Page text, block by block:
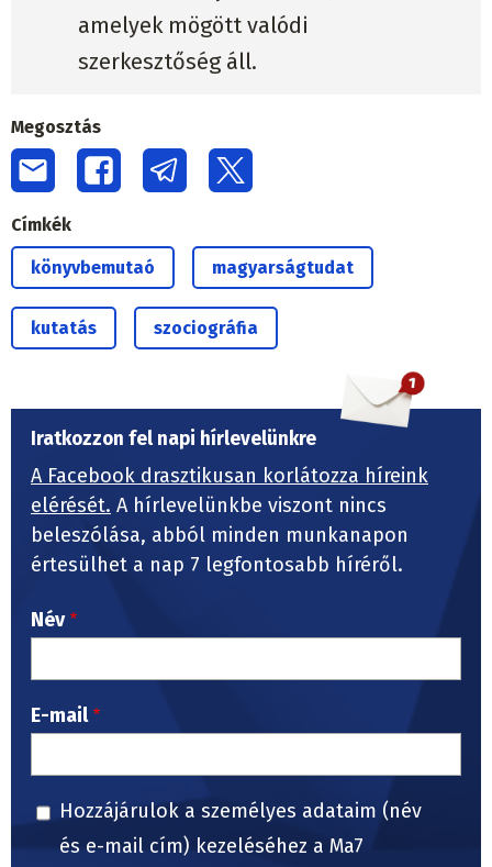
amelyek mögött valódi
szerkesztőség áll.
Megosztás
Címkék
könyvbemutaó magyarságtudat
kutatás szociográfia
Iratkozzon fel napi hírlevelünkre
A Facebook drasztikusan korlátozza híreink
elérését. A hírlevelünkbe viszont nincs
beleszólása, abból minden munkanapon
értesülhet a nap 7 legfontosabb híréről.
Név
E-mail
Hozzájárulok a személyes adataim (név
és e-mail cím) kezeléséhez a Ma7